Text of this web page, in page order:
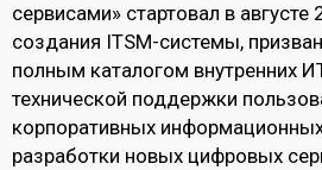
сервисами» стартовал в
создания ITSM-системы,
полным каталогом внутренних
технической поддержки
корпоративных
разработки новых цифровых